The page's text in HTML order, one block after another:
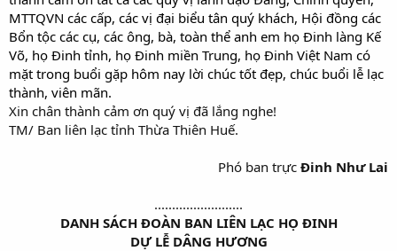
MTTQVN các cấp, các vị đại biểu tân quý khách, Hội đồng các
Bổn tộc các cụ, các ông, bà, toàn thể anh em họ Đinh làng Kế
Võ, họ Đinh tỉnh, họ Đinh miền Trung, họ Đinh Việt Nam có
mặt trong buổi gặp hôm nay lời chúc tốt đẹp, chúc buổi lễ lạc
thành, viên mãn.
Xin chân thành cảm ơn quý vị đã lắng nghe!
TM/ Ban liên lạc tỉnh Thừa Thiên Huế.
Phó ban trực Đinh Như Lai
.........................​
DANH SÁCH ĐOÀN BAN LIÊN LẠC HỌ ĐINH
DỰ LỄ DÂNG HƯƠNG